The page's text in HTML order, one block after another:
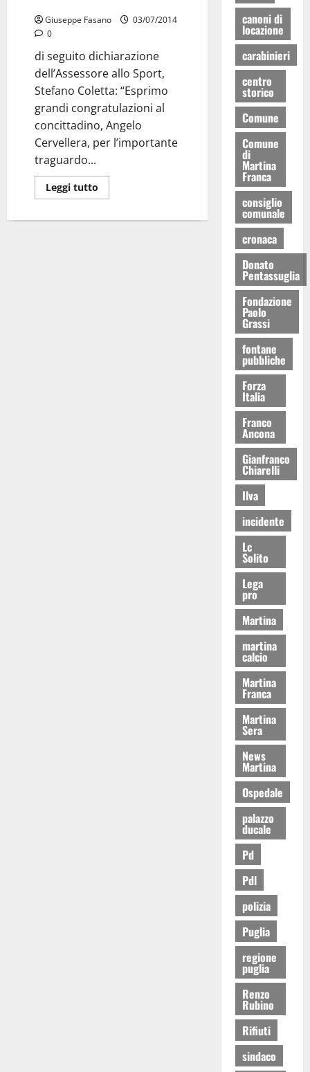
Giuseppe Fasano
03/07/2014
0
di seguito dichiarazione
dell’Assessore allo Sport,
Stefano Coletta: “Esprimo
grandi congratulazioni al
concittadino, Angelo
Cervellera, per l’importante
traguardo...
Leggi tutto
canoni di
locazione
carabinieri
centro
storico
Comune
Comune
di
Martina
Franca
consiglio
comunale
cronaca
Donato
Pentassuglia
Fondazione
Paolo
Grassi
fontane
pubbliche
Forza
Italia
Franco
Ancona
Gianfranco
Chiarelli
Ilva
incidente
Lc
Solito
Lega
pro
Martina
martina
calcio
Martina
Franca
Martina
Sera
News
Martina
Ospedale
palazzo
ducale
Pd
Pdl
polizia
Puglia
regione
puglia
Renzo
Rubino
Rifiuti
sindaco